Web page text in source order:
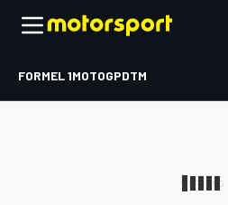
FORMEL 1MOTOGPDTM